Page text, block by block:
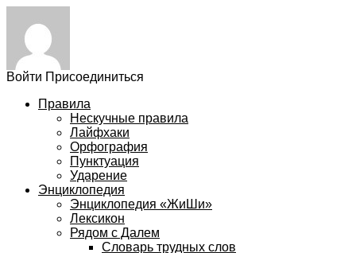
Войти Присоединиться
Правила
Нескучные правила
Лайфхаки
Орфография
Пунктуация
Ударение
Энциклопедия
Энциклопедия «ЖиШи»
Лексикон
Рядом с Далем
Словарь трудных слов